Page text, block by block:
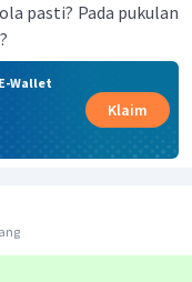
pasti? Pada pukulan
Wallet
Klaim